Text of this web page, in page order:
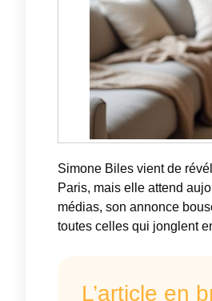
Simone Biles vient de
Paris, mais elle attend
médias, son annonce
toutes celles qui jonglent
L’article en